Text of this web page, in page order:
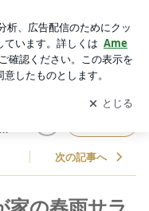
弟の甘いもの日記」Pow
知
を受け取りまし
開く
次の記事へ